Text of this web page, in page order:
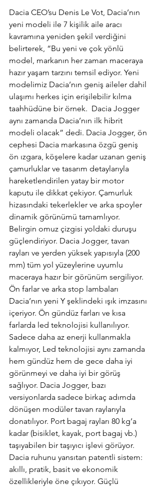
Dacia CEO’su Denis Le Vot, Dacia’nın
yeni modeli ile 7 kişilik aile aracı
kavramına yeniden şekil verdiğini
belirterek, “Bu yeni ve çok yönlü
model, markanın her zaman maceraya
hazır yaşam tarzını temsil ediyor. Yeni
modelimiz Dacia’nın geniş aileler dahil
ulaşımı herkes için erişilebilir kılma
taahhüdüne bir örnek.  Dacia Jogger
aynı zamanda Dacia’nın ilk hibrit
modeli olacak” dedi. Dacia Jogger, ön
cephesi Dacia markasına özgü geniş
ön ızgara, köşelere kadar uzanan geniş
çamurluklar ve tasarım detaylarıyla
hareketlendirilen yatay bir motor
kaputu ile dikkat çekiyor. Çamurluk
hizasındaki tekerlekler ve arka spoyler
dinamik görünümü tamamlıyor.
Belirgin omuz çizgisi yoldaki duruşu
güçlendiriyor. Dacia Jogger, tavan
rayları ve yerden yüksek yapısıyla (200
mm) tüm yol yüzeylerine uyumlu
maceraya hazır bir görünüm sergiliyor.
Ön farlar ve arka stop lambaları
Dacia’nın yeni Y şeklindeki ışık imzasını
içeriyor. Ön gündüz farları ve kısa
farlarda led teknolojisi kullanılıyor.
Sadece daha az enerji kullanmakla
kalmıyor, Led teknolojisi aynı zamanda
hem gündüz hem de gece daha iyi
görünmeyi ve daha iyi bir görüş
sağlıyor. Dacia Jogger, bazı
versiyonlarda sadece birkaç adımda
dönüşen modüler tavan raylarıyla
donatılıyor. Port bagaj rayları 80 kg’a
kadar (bisiklet, kayak, port bagaj vb.)
taşıyabilen bir taşıyıcı işlevi görüyor.
Dacia ruhunu yansıtan patentli sistem:
akıllı, pratik, basit ve ekonomik
özellikleriyle öne çıkıyor. Güçlü